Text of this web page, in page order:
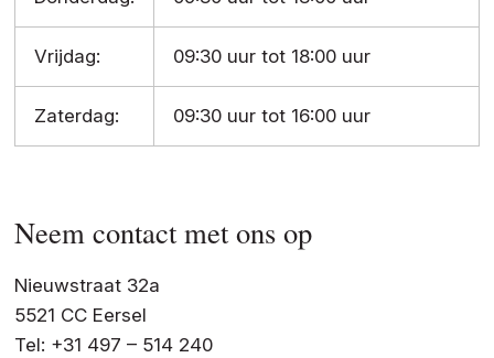
Vrijdag: 09:30 uur tot 18:00 uur
Zaterdag: 09:30 uur tot 16:00 uur
Neem contact met ons op
Nieuwstraat 32a
5521 CC Eersel
Tel: +31 497 – 514 240